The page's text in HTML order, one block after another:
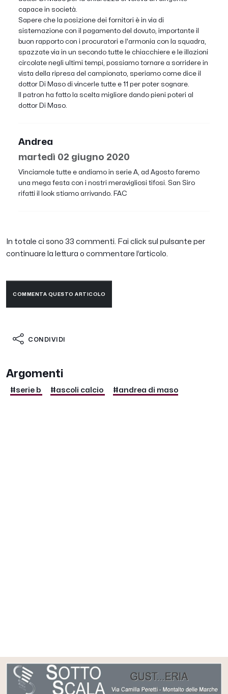
capace in società.
Sapere che la posizione dei fornitori è in via di
sistemazione con il pagamento del dovuto, importante il
buon rapporto con i procuratori e l'armonia con la squadra,
spazzate via in un secondo tutte le chiacchiere e le illazioni
circolate negli ultimi tempi, possiamo tornare a sorridere in
vista della ripresa del campionato, speriamo come dice il
dottor Di Maso di vincerle tutte e 11 per poter sognare.
Il patron ha fatto la scelta migliore dando pieni poteri al
dottor Di Maso.
Andrea
martedì 02 giugno 2020
Vinciamole tutte e andiamo in serie A, ad Agosto faremo
una mega festa con i nostri meravigliosi tifosi. San Siro
rifatti il look stiamo arrivando. FAC
In totale ci sono 33 commenti. Fai click sul pulsante per
continuare la lettura o commentare l’articolo.
COMMENTA QUESTO ARTICOLO
CONDIVIDI
Argomenti
#serie b #ascoli calcio #andrea di maso